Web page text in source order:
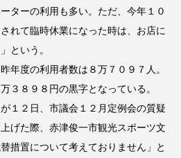
ターの利用も多い。ただ、今年１０
れて臨時休業になった時は、お店に
という。
年度の利用者数は８万７０９７人。
３８９８円の黒字となっている。
１２日、市議会１２月定例会の質疑
げた際、赤津俊一市観光スポーツ文
措置について考えておりません」と